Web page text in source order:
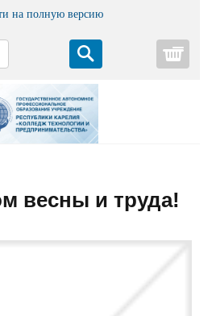
на полную версию
весны и труда!